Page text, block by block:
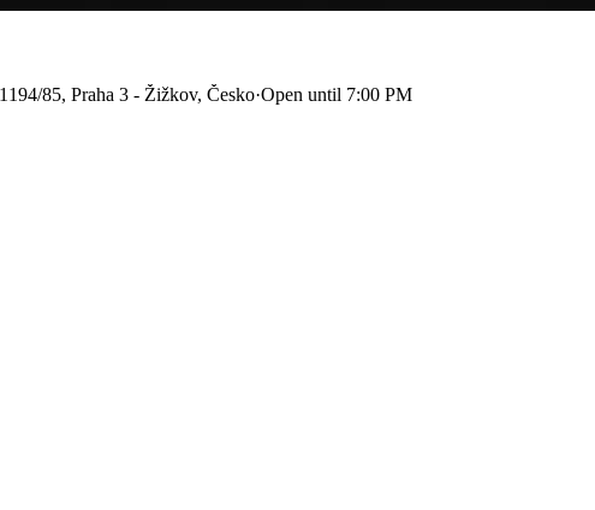
85, Praha 3 - Žižkov, Česko·Open until 7:00 PM